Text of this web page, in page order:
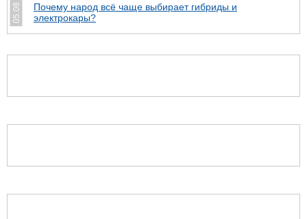
05.08
Почему народ всё чаще выбирает гибриды и
электрокары?